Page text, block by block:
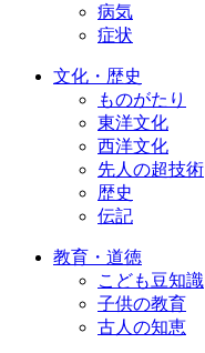
病気
症状
文化・歴史
ものがたり
東洋文化
西洋文化
先人の超技術
歴史
伝記
教育・道徳
こども豆知識
子供の教育
古人の知恵